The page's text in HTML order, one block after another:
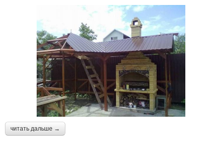
читать дальше →